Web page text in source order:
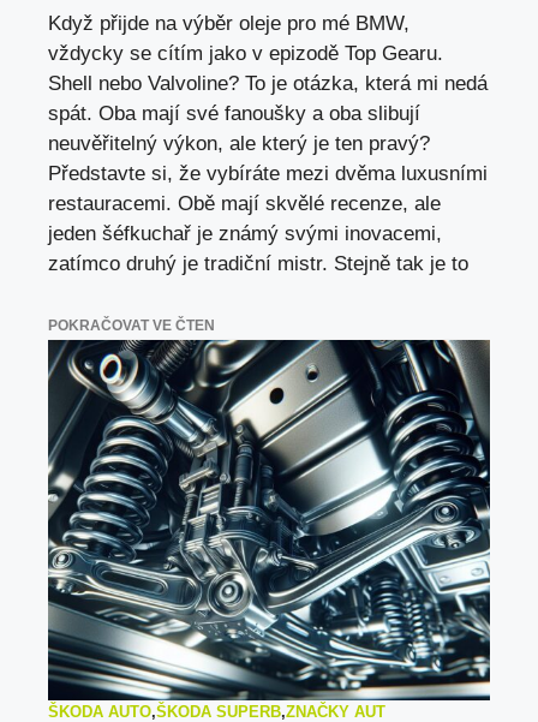
Když přijde na výběr oleje pro mé BMW,
vždycky se cítím jako v epizodě Top Gearu.
Shell nebo Valvoline? To je otázka, která mi nedá
spát. Oba mají své fanoušky a oba slibují
neuvěřitelný výkon, ale který je ten pravý?
Představte si, že vybíráte mezi dvěma luxusními
restauracemi. Obě mají skvělé recenze, ale
jeden šéfkuchař je známý svými inovacemi,
zatímco druhý je tradiční mistr. Stejně tak je to
POKRAČOVAT VE ČTEN
ŠKODA AUTO,ŠKODA SUPERB,ZNAČKY AUT